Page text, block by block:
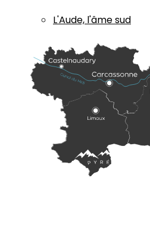
L'Aude, l'âme sud